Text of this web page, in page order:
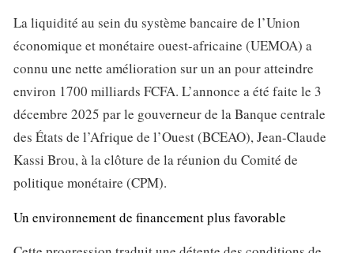
La liquidité au sein du système bancaire de l’Union
économique et monétaire ouest-africaine (UEMOA) a
connu une nette amélioration sur un an pour atteindre
environ 1700 milliards FCFA. L’annonce a été faite le 3
décembre 2025 par le gouverneur de la Banque centrale
des États de l’Afrique de l’Ouest (BCEAO), Jean-Claude
Kassi Brou, à la clôture de la réunion du Comité de
politique monétaire (CPM).
Un environnement de financement plus favorable